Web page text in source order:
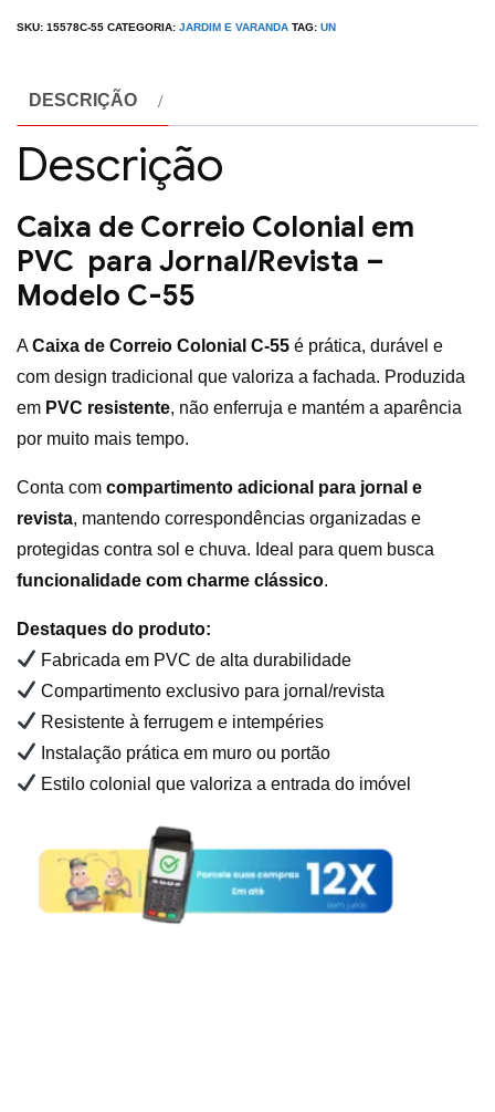
SKU: 15578C-55 CATEGORIA: JARDIM E VARANDA TAG: UN
DESCRIÇÃO
Descrição
Caixa de Correio Colonial em
PVC para Jornal/Revista –
Modelo C-55
ACaixa de Correio Colonial C-55 é prática, durável e
com design tradicional que valoriza a fachada. Produzida
em PVC resistente, não enferruja e mantém a aparência
por muito mais tempo.
Conta com compartimento adicional para jornal e
revista, mantendo correspondências organizadas e
protegidas contra sol e chuva. Ideal para quem busca
funcionalidade com charme clássico.
Destaques do produto:
Fabricada em PVC de alta durabilidade
Compartimento exclusivo para jornal/revista
Resistente à ferrugem e intempéries
Instalação prática em muro ou portão
Estilo colonial que valoriza a entrada do imóvel